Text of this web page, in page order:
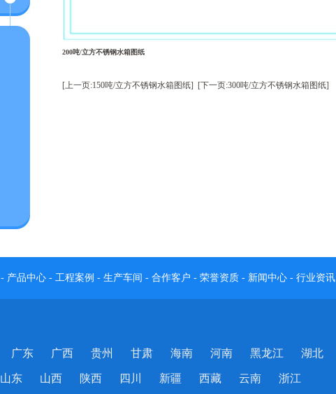
200吨/立方不锈钢水箱图纸
[上一页:150吨/立方不锈钢水箱图纸] [下一页:300吨/立方不锈钢水箱图纸]
- 产品中心 - 工程案例 - 生产车间 - 合作客户 - 荣誉资质 - 新闻中心 - 行业资讯
广东 广西 贵州 甘肃 海南 河南 黑龙江 湖北
山东 山西 陕西 四川 新疆 西藏 云南 浙江